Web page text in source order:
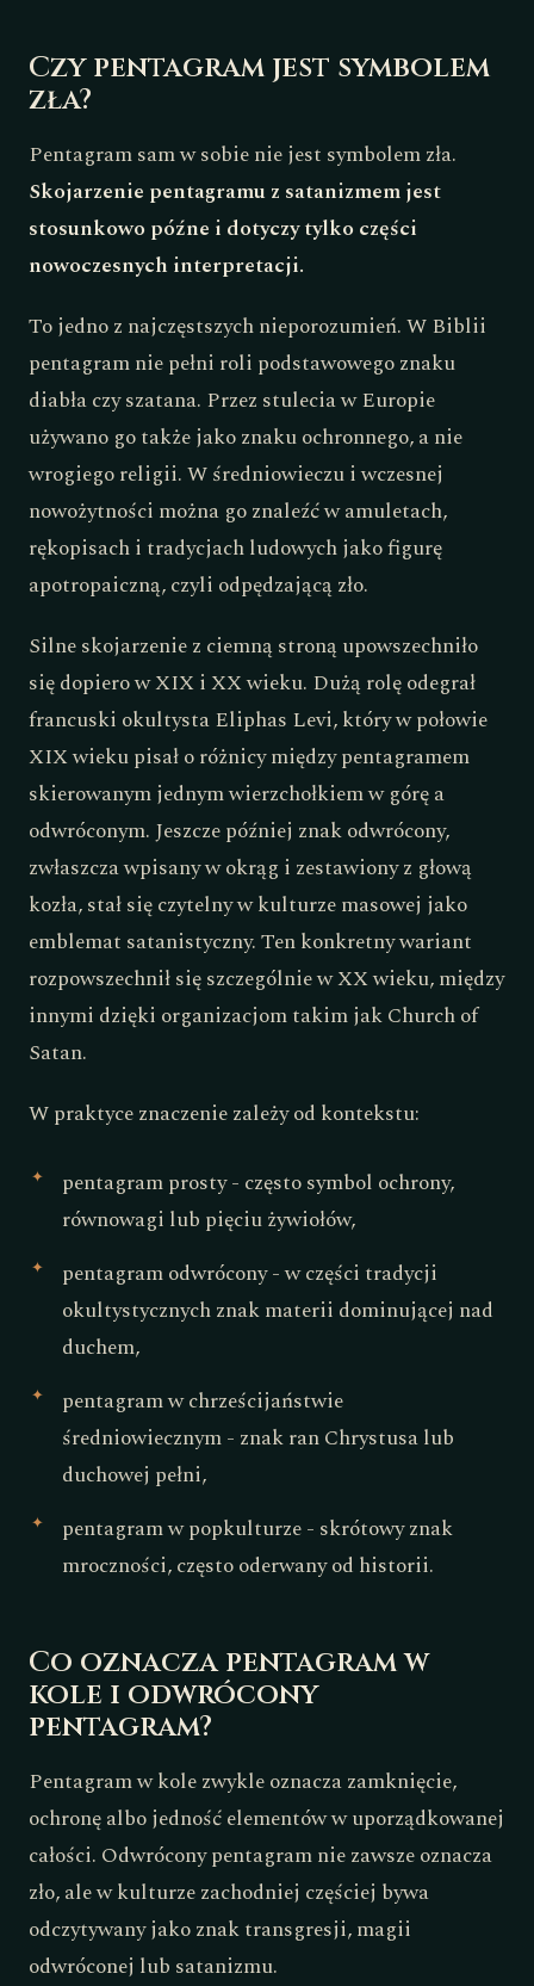
Czy pentagram jest symbolem
zła?
Pentagram sam w sobie nie jest symbolem zła.
Skojarzenie pentagramu z satanizmem jest
stosunkowo późne i dotyczy tylko części
nowoczesnych interpretacji.
To jedno z najczęstszych nieporozumień. W Biblii
pentagram nie pełni roli podstawowego znaku
diabła czy szatana. Przez stulecia w Europie
używano go także jako znaku ochronnego, a nie
wrogiego religii. W średniowieczu i wczesnej
nowożytności można go znaleźć w amuletach,
rękopisach i tradycjach ludowych jako figurę
apotropaiczną, czyli odpędzającą zło.
Silne skojarzenie z ciemną stroną upowszechniło
się dopiero w XIX i XX wieku. Dużą rolę odegrał
francuski okultysta Eliphas Levi, który w połowie
XIX wieku pisał o różnicy między pentagramem
skierowanym jednym wierzchołkiem w górę a
odwróconym. Jeszcze później znak odwrócony,
zwłaszcza wpisany w okrąg i zestawiony z głową
kozła, stał się czytelny w kulturze masowej jako
emblemat satanistyczny. Ten konkretny wariant
rozpowszechnił się szczególnie w XX wieku, między
innymi dzięki organizacjom takim jak Church of
Satan.
W praktyce znaczenie zależy od kontekstu:
pentagram prosty - często symbol ochrony,
równowagi lub pięciu żywiołów,
pentagram odwrócony - w części tradycji
okultystycznych znak materii dominującej nad
duchem,
pentagram w chrześcijaństwie
średniowiecznym - znak ran Chrystusa lub
duchowej pełni,
pentagram w popkulturze - skrótowy znak
mroczności, często oderwany od historii.
Co oznacza pentagram w
kole i odwrócony
pentagram?
Pentagram w kole zwykle oznacza zamknięcie,
ochronę albo jedność elementów w uporządkowanej
całości. Odwrócony pentagram nie zawsze oznacza
zło, ale w kulturze zachodniej częściej bywa
odczytywany jako znak transgresji, magii
odwróconej lub satanizmu.